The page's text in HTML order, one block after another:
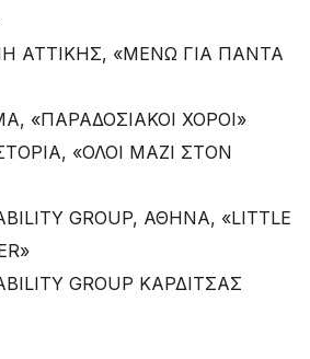
ΑΤΤΙΚΗΣ, «ΜΕΝΩ ΓΙΑ ΠΑΝΤΑ
«ΠΑΡΑΔΟΣΙΑΚΟΙ ΧΟΡΟΙ»
«ΟΛΟΙ ΜΑΖΙ ΣΤΟΝ
GROUP, ΑΘΗΝΑ, «LITTLE
GROUP ΚΑΡΔΙΤΣΑΣ